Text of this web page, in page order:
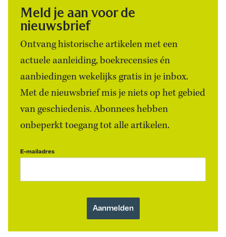
Meld je aan voor de
nieuwsbrief
Ontvang historische artikelen met een
actuele aanleiding, boekrecensies én
aanbiedingen wekelijks gratis in je inbox.
Met de nieuwsbrief mis je niets op het gebied
van geschiedenis. Abonnees hebben
onbeperkt toegang tot alle artikelen.
E-mailadres